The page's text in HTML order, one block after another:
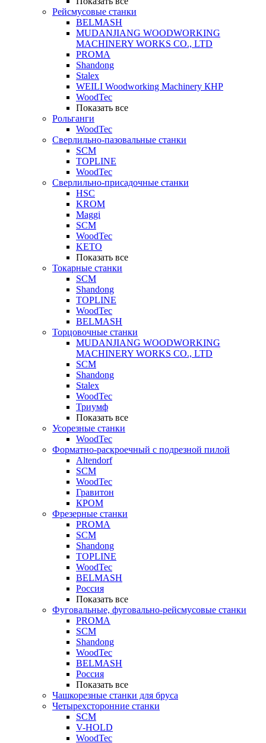
Рейсмусовые станки
BELMASH
MUDANJIANG WOODWORKING
MACHINERY WORKS CO., LTD
PROMA
Shandong
Stalex
WEILI Woodworking Machinery КНР
WoodTec
Показать все
Рольганги
WoodTec
Сверлильно-пазовальные станки
SCM
TOPLINE
WoodTec
Сверлильно-присадочные станки
HSC
KROM
Maggi
SCM
WoodTec
KETO
Показать все
Токарные станки
SCM
Shandong
TOPLINE
WoodTec
BELMASH
Торцовочные станки
MUDANJIANG WOODWORKING
MACHINERY WORKS CO., LTD
SCM
Shandong
Stalex
WoodTec
Триумф
Показать все
Усорезные станки
WoodTec
Форматно-раскроечный с подрезной пилой
Altendorf
SCM
WoodTec
Гравитон
КРОМ
Фрезерные станки
PROMA
SCM
Shandong
TOPLINE
WoodTec
BELMASH
Россия
Показать все
Фуговальные, фуговально-рейсмусовые станки
PROMA
SCM
Shandong
WoodTec
BELMASH
Россия
Показать все
Чашкорезные станки для бруса
Четырехсторонние станки
SCM
V-HOLD
WoodTec